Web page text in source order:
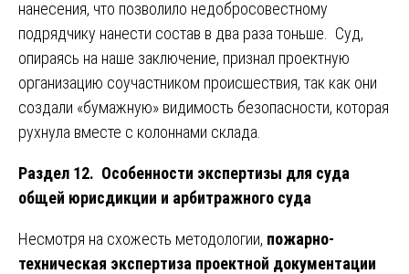
нанесения, что позволило недобросовестному
подрядчику нанести состав в два раза тоньше. Суд,
опираясь на наше заключение, признал проектную
организацию соучастником происшествия, так как они
создали «бумажную» видимость безопасности, которая
рухнула вместе с колоннами склада.
Раздел 12. Особенности экспертизы для суда
общей юрисдикции и арбитражного суда
Несмотря на схожесть методологии, пожарно-
техническая экспертиза проектной документации